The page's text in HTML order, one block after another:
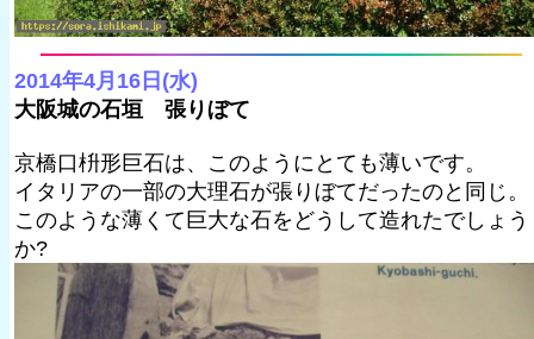
2014年4月16日(水)
大阪城の石垣 張りぼて
京橋口枡形巨石は、このようにとても薄いです。
イタリアの一部の大理石が張りぼてだったのと同じ。
このような薄くて巨大な石をどうして造れたでしょう
か?